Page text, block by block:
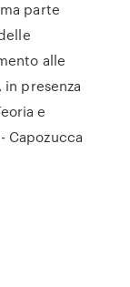
parte
alle
presenza
e
Capozucca